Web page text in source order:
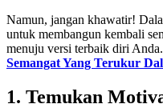
Namun, jangan khawatir!
untuk membangun kembali
menuju versi terbaik diri
Semangat Yang Terukur
1. Temukan